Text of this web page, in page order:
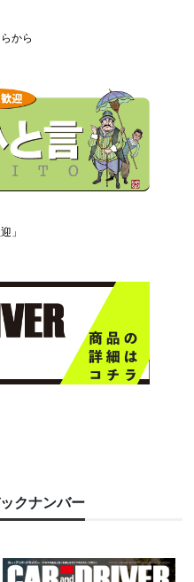
から
」
クナンバー